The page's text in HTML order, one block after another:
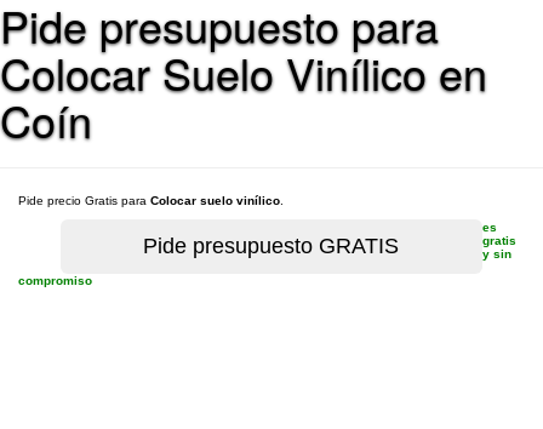
Pide presupuesto para
Colocar Suelo Vinílico en
Coín
Pide precio Gratis para Colocar suelo vinílico
es
gratis
y sin
compromiso